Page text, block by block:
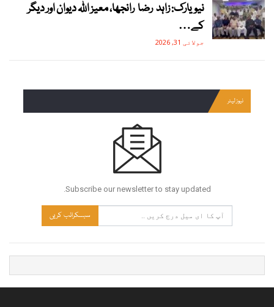
نیویارک: زاہد رضا رانجھا، معیز اللہ دیوان اور دیگر
کے…
جولائی 31, 2026
نیوز لیٹر
Subscribe our newsletter to stay updated.
سبسکرائب کریں